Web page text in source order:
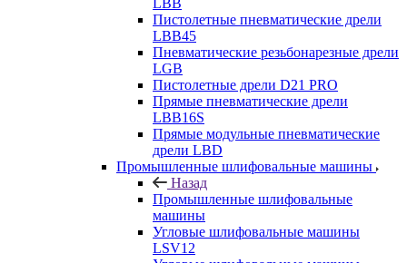
LBB
Пистолетные пневматические дрели
LBB45
Пневматические резьбонарезные дрели
LGB
Пистолетные дрели D21 PRO
Прямые пневматические дрели
LBB16S
Прямые модульные пневматические
дрели LBD
Промышленные шлифовальные машины
Назад
Промышленные шлифовальные
машины
Угловые шлифовальные машины
LSV12